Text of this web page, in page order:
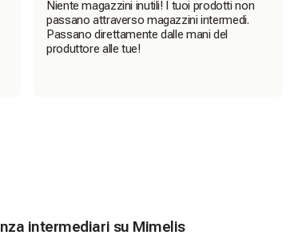
Niente magazzini inutili! I tuoi prodotti non
passano attraverso magazzini intermedi.
Passano direttamente dalle mani del
produttore alle tue!
intermediari su Mimelis